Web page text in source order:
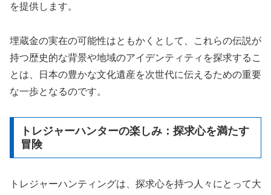
を提供します。
埋蔵金の実在の可能性はともかくとして、これらの伝説が
持つ歴史的な背景や地域のアイデンティティを探求するこ
とは、日本の豊かな文化遺産を次世代に伝えるための重要
な一歩となるのです。
トレジャーハンターの楽しみ：探求心を満たす
冒険
トレジャーハンティングは、探求心を持つ人々にとって大